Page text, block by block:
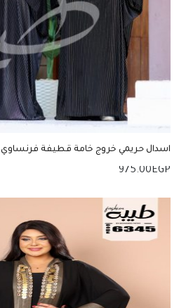
اسدال حريمي خروج خامة قطيفة فرنساوي
975.00EGP